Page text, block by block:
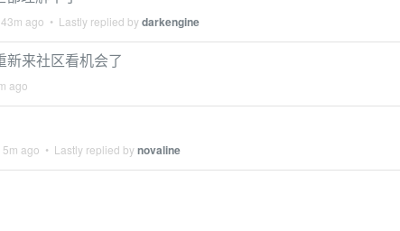
ago • Lastly replied bydarkengine
新来社区看机会了
ago
5m ago • Lastly replied bynovaline